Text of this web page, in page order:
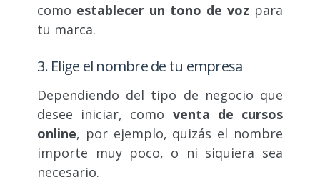
como establecer un tono de voz para
tu marca.
3. Elige el nombre de tu empresa
Dependiendo del tipo de negocio que
desee iniciar, como venta de cursos
online, por ejemplo, quizás el nombre
importe muy poco, o ni siquiera sea
necesario.